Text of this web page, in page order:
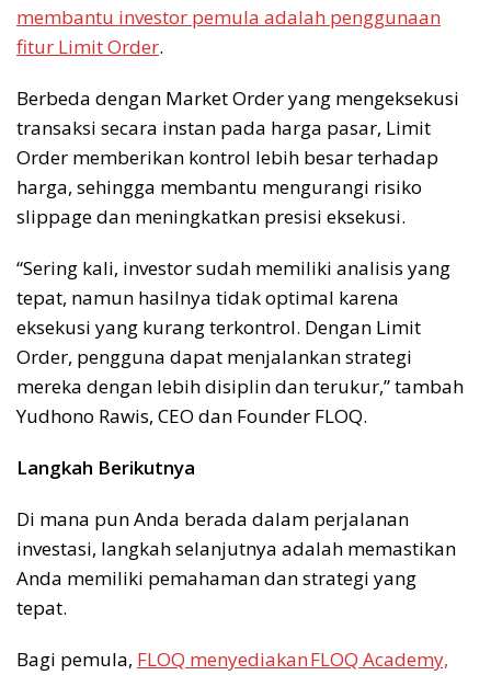
membantu investor pemula adalah penggunaan
fitur Limit Order.
Berbeda dengan Market Order yang mengeksekusi
transaksi secara instan pada harga pasar, Limit
Order memberikan kontrol lebih besar terhadap
harga, sehingga membantu mengurangi risiko
slippage dan meningkatkan presisi eksekusi.
“Sering kali, investor sudah memiliki analisis yang
tepat, namun hasilnya tidak optimal karena
eksekusi yang kurang terkontrol. Dengan Limit
Order, pengguna dapat menjalankan strategi
mereka dengan lebih disiplin dan terukur,” tambah
Yudhono Rawis, CEO dan Founder FLOQ.
Langkah Berikutnya
Di mana pun Anda berada dalam perjalanan
investasi, langkah selanjutnya adalah memastikan
Anda memiliki pemahaman dan strategi yang
tepat.
Bagi pemula, FLOQ menyediakan FLOQ Academy,